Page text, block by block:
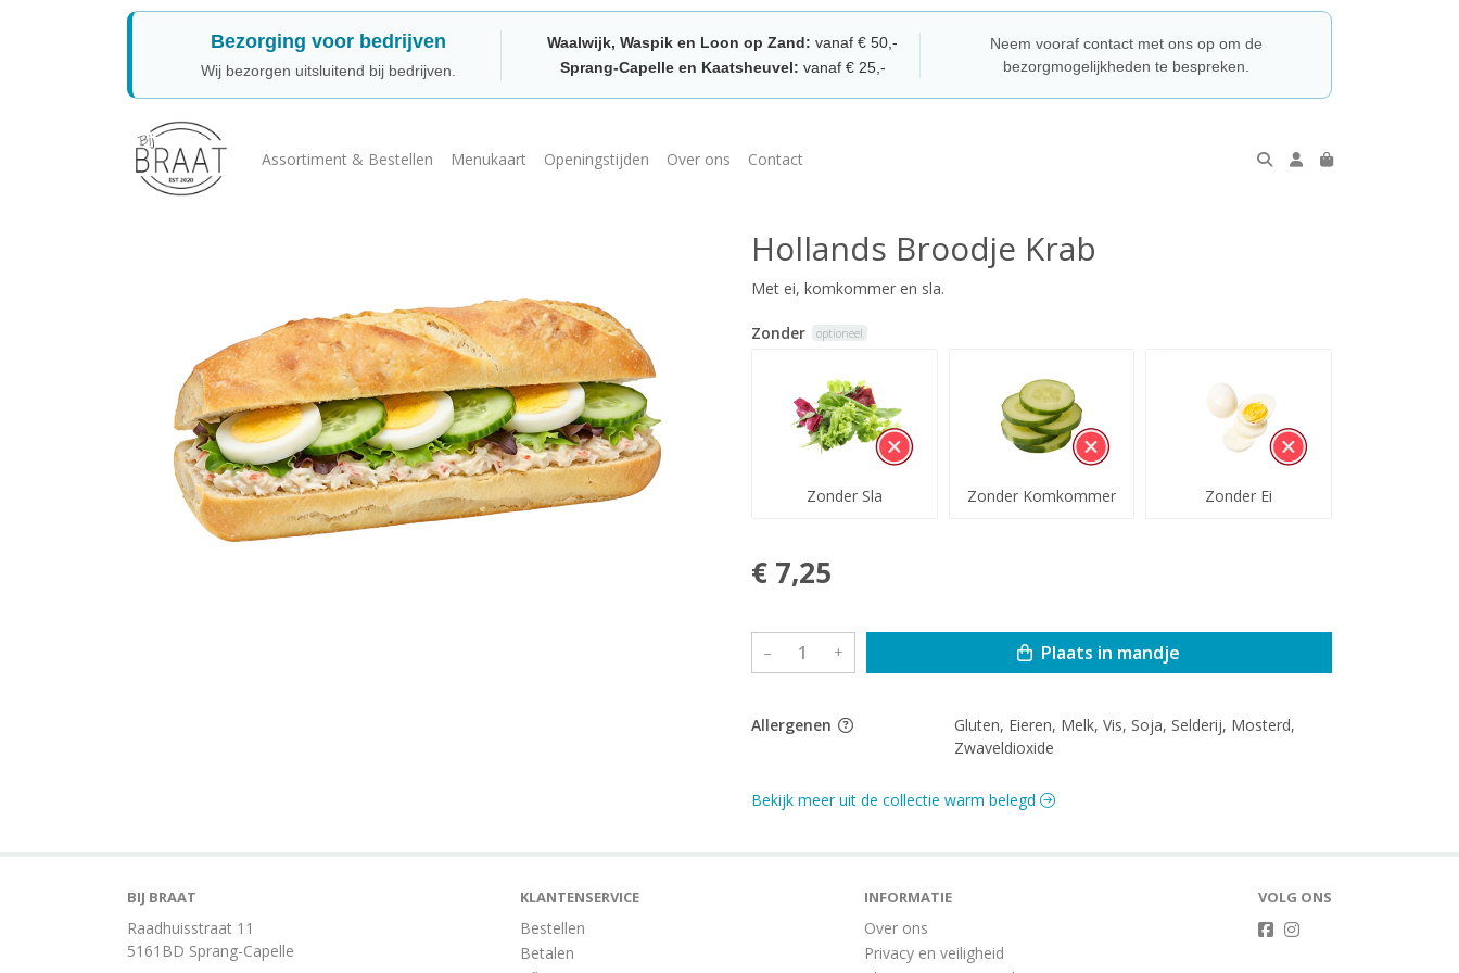
Bezorging voor bedrijven
Wij bezorgen uitsluitend bij bedrijven.
Waalwijk, Waspik en Loon op Zand: vanaf € 50,-
Sprang-Capelle en Kaatsheuvel: vanaf € 25,-
Neem vooraf contact met ons op om de
bezorgmogelijkheden te bespreken.
Assortiment & Bestellen Menukaart Openingstijden Over ons Contact
Hollands Broodje Krab
Met ei, komkommer en sla.
Zonder optioneel
Zonder Sla Zonder Komkommer Zonder Ei
€ 7,25
– + Plaats in mandje
Allergenen
Gluten, Eieren, Melk, Vis, Soja, Selderij, Mosterd,
Zwaveldioxide
Bekijk meer uit de collectie warm belegd
BIJ BRAAT
Raadhuisstraat 11
5161BD Sprang-Capelle
KLANTENSERVICE
Bestellen
Betalen
INFORMATIE
Over ons
Privacy en veiligheid
VOLG ONS